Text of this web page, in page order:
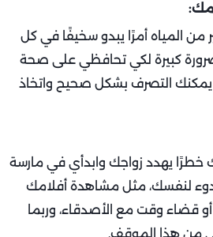
من المياه أمرًا يبدو سخيفًا في كل
كبيرة لكي تحافظي على صحة
التصرف بشكل صحيح واتخاذ
خطرًا يهدد زواجك وابدأي في مارسة
لنفسك، مثل مشاهدة أفلامك
قضاء وقت مع الأصدقاء، وربما
من هذا الموقف.